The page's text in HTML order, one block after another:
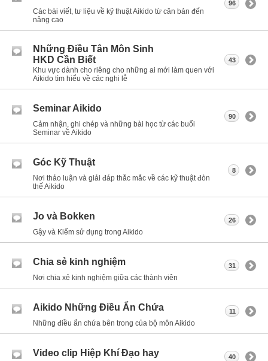
Các bài viết, tư liệu về kỹ thuật Aikido từ căn bản đến
nâng cao
96
Những Điều Tân Môn Sinh
HKD Cần Biết
Khu vực dành cho riêng cho những ai mới làm quen với
Aikido tìm hiểu về các nghi lễ
43
Seminar Aikido
Cảm nhận, ghi chép và những bài học từ các buổi
Seminar về Aikido
90
Góc Kỹ Thuật
Nơi thảo luận và giải đáp thắc mắc về các kỹ thuật đòn
thế Aikido
8
Jo và Bokken
Gậy và Kiếm sử dụng trong Aikido
26
Chia sẻ kinh nghiệm
Nơi chia xẻ kinh nghiệm giữa các thành viên
31
Aikido Những Điều Ẩn Chứa
Những điều ẩn chứa bên trong của bộ môn Aikido
11
Video clip Hiệp Khí Đạo hay 40